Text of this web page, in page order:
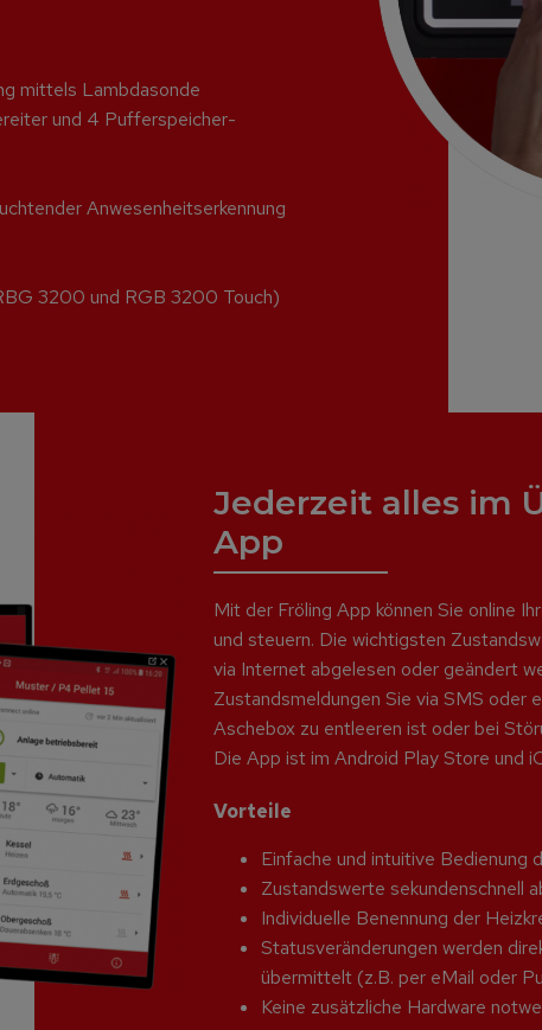
mittels Lambdasonde
und 4 Pufferspeicher-
Anwesenheitserkennung
3200 und RGB 3200 Touch)
Jederzeit alles im
App
Mit der Fröling App können Sie online
und steuern. Die wichtigsten
via Internet abgelesen oder geändert
Zustandsmeldungen Sie via SMS oder
Aschebox zu entleeren ist oder bei
Die App ist im Android Play Store und
Vorteile
Einfache und intuitive Bedienung
Zustandswerte sekundenschnell
Individuelle Benennung der
Statusveränderungen werden
übermittelt (z.B. per eMail oder
Keine zusätzliche Hardware